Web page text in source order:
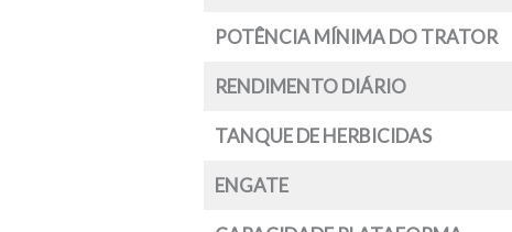
POTÊNCIA MÍNIMA DO TRATOR
RENDIMENTO DIÁRIO
TANQUE DE HERBICIDAS
ENGATE